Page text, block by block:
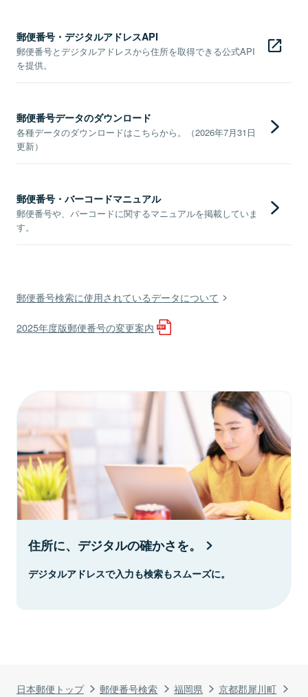
日本郵便トップ 郵便番号検索 福岡県
京都郡犀川町
郵便番号・デジタルアドレスAPI
郵便番号とデジタルアドレスから住所を取得できる公式API
を提供。
郵便番号データのダウンロード
各種データのダウンロードはこちらから。（2026年7月31日
更新）
郵便番号・バーコードマニュアル
郵便番号や、バーコードに関するマニュアルを掲載していま
す。
郵便番号検索に使用されているデータについて
2025年度版郵便番号の変更案内
住所に、デジタルの確かさを。
デジタルアドレスで入力も検索もスムーズに。